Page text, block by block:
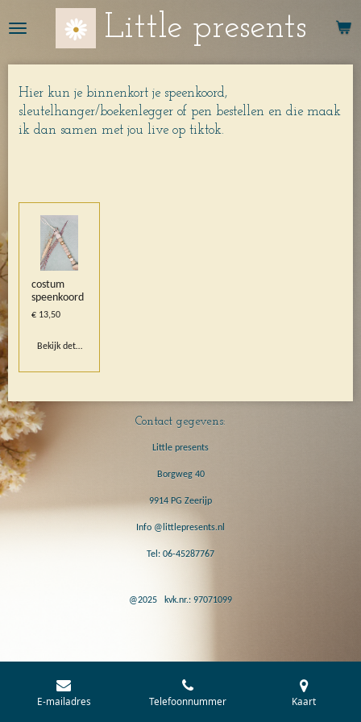
direct
de
hoofdinhoud
Little presents
Hier kun je binnenkort je speenkoord,
sleutelhanger/boekenlegger of pen bestellen en die maak
ik dan samen met jou live op tiktok.
costum
speenkoord
€ 13,50
Bekijk details
Contact gegevens:
Little presents
Borgweg 40
9914 PG Zeerijp
Info @littlepresents.nl
Tel: 06-45287767
@2025 kvk.nr.: 97071099
E-mailadres Telefoonnummer Kaart